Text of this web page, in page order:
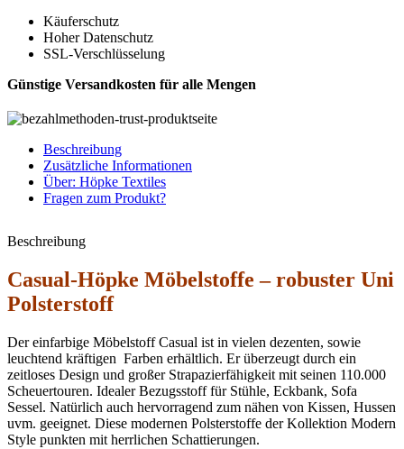
Käuferschutz
Hoher Datenschutz
SSL-Verschlüsselung
Günstige Versandkosten für alle Mengen
Beschreibung
Zusätzliche Informationen
Über: Höpke Textiles
Fragen zum Produkt?
Beschreibung
Casual-Höpke Möbelstoffe – robuster Uni
Polsterstoff
Der einfarbige Möbelstoff Casual ist in vielen dezenten, sowie
leuchtend kräftigen Farben erhältlich. Er überzeugt durch ein
zeitloses Design und großer Strapazierfähigkeit mit seinen 110.000
Scheuertouren. Idealer Bezugsstoff für Stühle, Eckbank, Sofa
Sessel. Natürlich auch hervorragend zum nähen von Kissen, Hussen
uvm. geeignet. Diese modernen Polsterstoffe der Kollektion Modern
Style punkten mit herrlichen Schattierungen.